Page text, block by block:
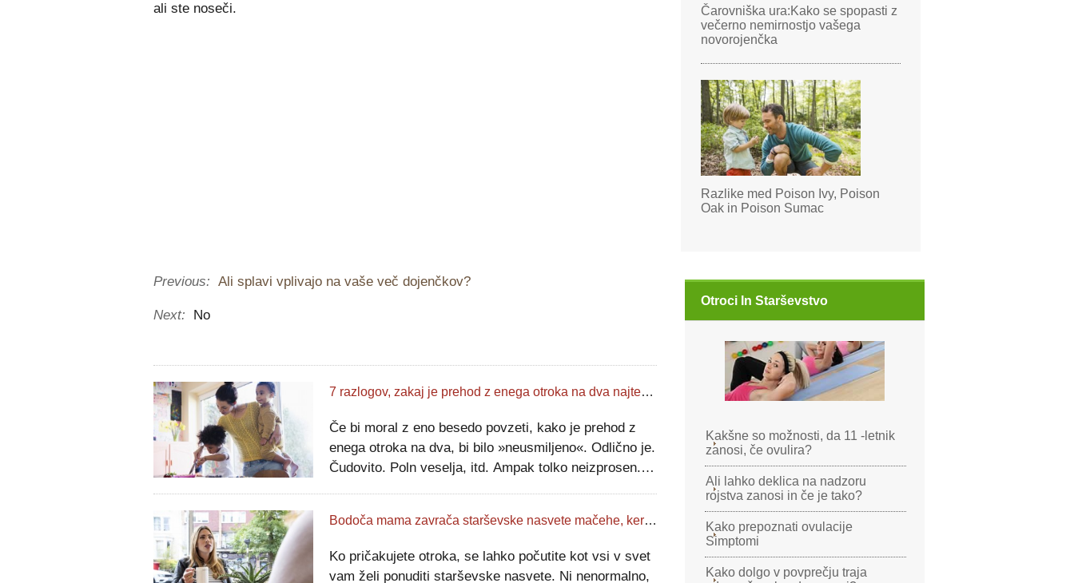
ali ste noseči.
Previous: Ali splavi vplivajo na vaše več dojenčkov?
Next: No
7 razlogov, zakaj je prehod z enega otroka na dva najtežji prehod
Če bi moral z eno besedo povzeti, kako je prehod z
enega otroka na dva, bi bilo »neusmiljeno«. Odlično je.
Čudovito. Poln veselja, itd. Ampak tolko neizprosen.
Bodoča mama zavrača starševske nasvete mačehe, ker ni 'rojena mati'
Ko pričakujete otroka, se lahko počutite kot vsi v svet
vam želi ponuditi starševske nasvete. Ni nenormalno,
Čarovniška ura:Kako se spopasti z
večerno nemirnostjo vašega
novorojenčka
Razlike med Poison Ivy, Poison
Oak in Poison Sumac
Otroci In Starševstvo
Kakšne so možnosti, da 11 -letnik
zanosi, če ovulira?
Ali lahko deklica na nadzoru
rojstva zanosi in če je tako?
Kako prepoznati ovulacije
Simptomi
Kako dolgo v povprečju traja